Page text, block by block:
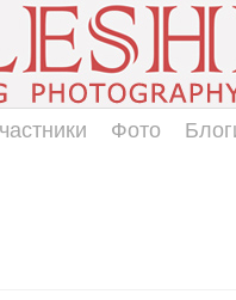
Фото